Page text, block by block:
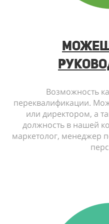
Возможность
переквалификации.
или директором, а
должность в нашей
мaркeтoлoг, мeнeджeр